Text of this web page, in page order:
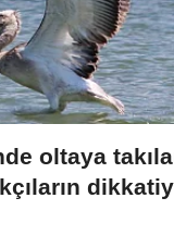
oltaya